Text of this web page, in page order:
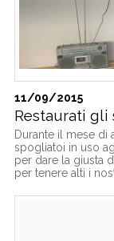
11/09/2015
Restaurati
Durante il mese
spogliatoi in uso
per dare la giusta
per tenere alti i